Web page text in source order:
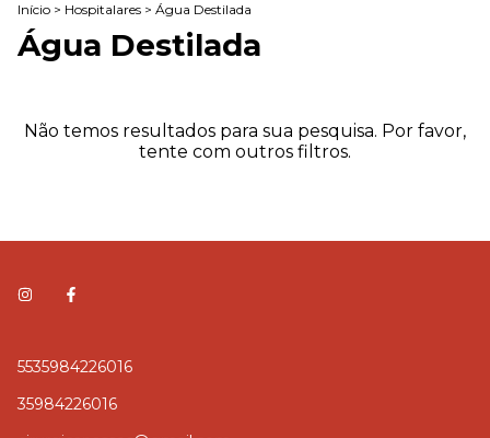
Início > Hospitalares > Água Destilada
Água Destilada
Não temos resultados para sua pesquisa. Por favor,
tente com outros filtros.
5535984226016
35984226016